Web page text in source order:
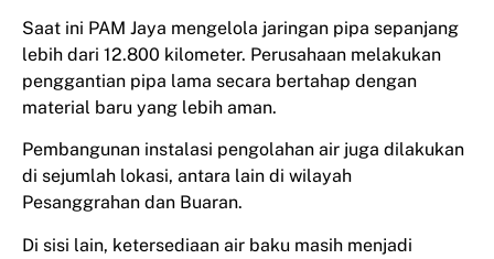
Saat ini PAM Jaya mengelola jaringan pipa sepanjang
lebih dari 12.800 kilometer. Perusahaan melakukan
penggantian pipa lama secara bertahap dengan
material baru yang lebih aman.
Pembangunan instalasi pengolahan air juga dilakukan
di sejumlah lokasi, antara lain di wilayah
Pesanggrahan dan Buaran.
Di sisi lain, ketersediaan air baku masih menjadi